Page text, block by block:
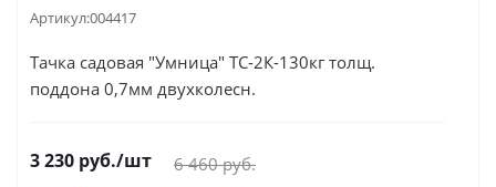
Артикул:004417
Тачка садовая "Умница" ТС-2К-130кг толщ.
поддона 0,7мм двухколесн.
3 230 руб./шт 6 460руб.